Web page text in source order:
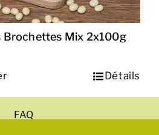
Brochettes Mix 2x100g
Détails
FAQ